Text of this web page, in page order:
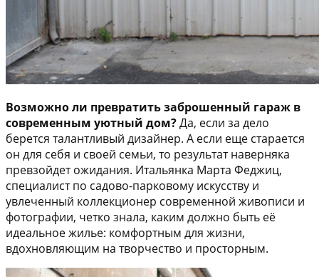
Возможно ли превратить заброшенный гараж в
современным уютный дом?Да, если за дело
берется талантливый дизайнер. А если еще старается
он для себя и своей семьи, то результат наверняка
превзойдет ожидания. Итальянка Марта Феджиц,
специалист по садово-парковому искусству и
увлеченный коллекционер современной живописи и
фотографии, четко знала, каким должно быть её
идеальное жилье: комфортным для жизни,
вдохновляющим на творчество и просторным.